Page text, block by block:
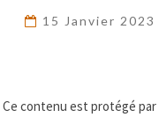
15 Janvier 2023
Ce contenu est protégé par